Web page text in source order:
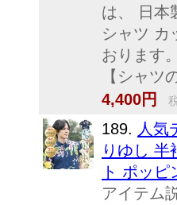
は、 日本
シャツ カ
おります
【シャ
4,400円
189. 人気
りゆし
ト ポッピ
アイテム